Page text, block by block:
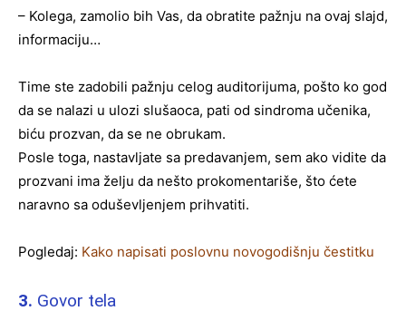
– Kolega, zamolio bih Vas, da obratite pažnju na ovaj slajd,
informaciju…
Time ste zadobili pažnju celog auditorijuma, pošto ko god
da se nalazi u ulozi slušaoca, pati od sindroma učenika,
biću prozvan, da se ne obrukam.
Posle toga, nastavljate sa predavanjem, sem ako vidite da
prozvani ima želju da nešto prokomentariše, što ćete
naravno sa oduševljenjem prihvatiti.
Pogledaj: Kako napisati poslovnu novogodišnju čestitku
3. Govor tela